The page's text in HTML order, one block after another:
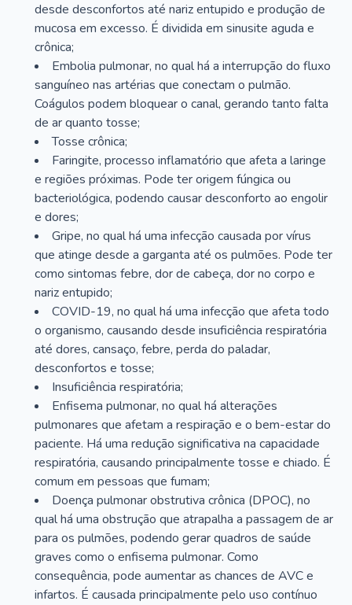
desde desconfortos até nariz entupido e produção de
mucosa em excesso. É dividida em sinusite aguda e
crônica;
Embolia pulmonar, no qual há a interrupção do fluxo
sanguíneo nas artérias que conectam o pulmão.
Coágulos podem bloquear o canal, gerando tanto falta
de ar quanto tosse;
Tosse crônica;
Faringite, processo inflamatório que afeta a laringe
e regiões próximas. Pode ter origem fúngica ou
bacteriológica, podendo causar desconforto ao engolir
e dores;
Gripe, no qual há uma infecção causada por vírus
que atinge desde a garganta até os pulmões. Pode ter
como sintomas febre, dor de cabeça, dor no corpo e
nariz entupido;
COVID-19, no qual há uma infecção que afeta todo
o organismo, causando desde insuficiência respiratória
até dores, cansaço, febre, perda do paladar,
desconfortos e tosse;
Insuficiência respiratória;
Enfisema pulmonar, no qual há alterações
pulmonares que afetam a respiração e o bem-estar do
paciente. Há uma redução significativa na capacidade
respiratória, causando principalmente tosse e chiado. É
comum em pessoas que fumam;
Doença pulmonar obstrutiva crônica (DPOC), no
qual há uma obstrução que atrapalha a passagem de ar
para os pulmões, podendo gerar quadros de saúde
graves como o enfisema pulmonar. Como
consequência, pode aumentar as chances de AVC e
infartos. É causada principalmente pelo uso contínuo